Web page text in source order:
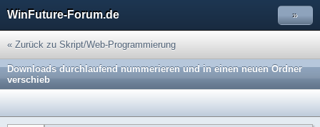
WinFuture-Forum.de »
« Zurück zu Skript/Web-Programmierung
Downloads durchlaufend nummerieren und in einen neuen Ordner
verschieb